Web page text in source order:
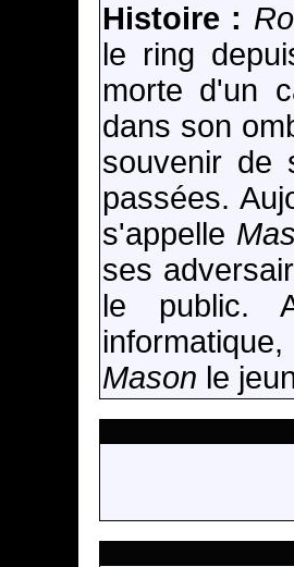
Histoire :
le ring
morte d'un
dans son
souvenir de
passées.
s'appelle
ses
le public.
Mason le